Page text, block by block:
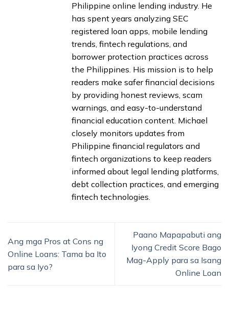
Philippine online lending industry. He
has spent years analyzing SEC
registered loan apps, mobile lending
trends, fintech regulations, and
borrower protection practices across
the Philippines. His mission is to help
readers make safer financial decisions
by providing honest reviews, scam
warnings, and easy-to-understand
financial education content. Michael
closely monitors updates from
Philippine financial regulators and
fintech organizations to keep readers
informed about legal lending platforms,
debt collection practices, and emerging
fintech technologies.
Ang mga Pros at Cons ng
Online Loans: Tama ba Ito
para sa Iyo?
Paano Mapapabuti ang
Iyong Credit Score Bago
Mag-Apply para sa Isang
Online Loan